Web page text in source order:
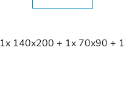
1x 140x220 + 1x 70x90 cm
1x 140x200 + 1x 70x90 +